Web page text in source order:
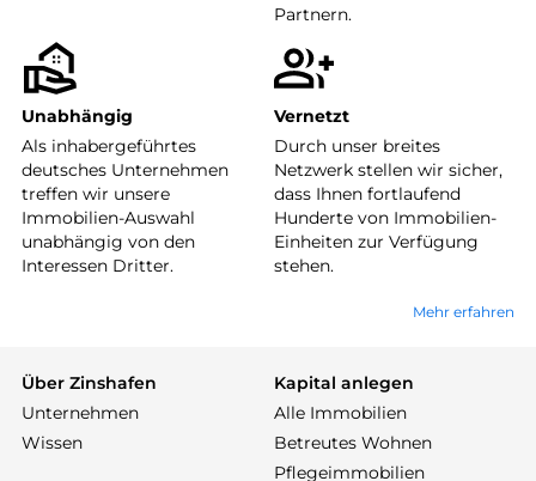
Partnern.
Unabhängig
Als inhabergeführtes
deutsches Unternehmen
treffen wir unsere
Immobilien-Auswahl
unabhängig von den
Interessen Dritter.
Vernetzt
Durch unser breites
Netzwerk stellen wir sicher,
dass Ihnen fortlaufend
Hunderte von Immobilien-
Einheiten zur Verfügung
stehen.
Mehr erfahren
Über Zinshafen
Unternehmen
Wissen
Kapital anlegen
Alle Immobilien
Betreutes Wohnen
Pflegeimmobilien